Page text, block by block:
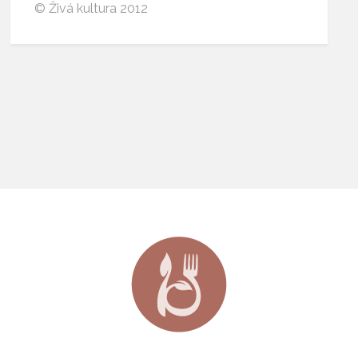
© Živá kultura 2012